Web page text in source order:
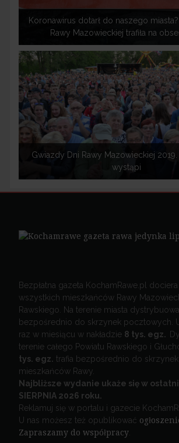
Koronawirus dotarł do naszego
Rawy Mazowieckiej trafiła na
Gwiazdy Dni Rawy Mazowieckiej
wystąpi
Bezpłatna gazeta KochamRawe.pl
wszystkich mieszkańców Rawy
Rawskiego. Na terenie miasta
bezpośrednio do skrzynek pocztowych.
raz w miesiącu w nakładzie 8 tys. egz.
terenie całego Powiatu Rawskiego i
tys. egz. trafia bezpośrednio do
mieszkańców Rawy.
Najbliższe wydanie ukaże się w
SIERPNIA 2026 roku.
Reklamuj się w portalu i gazecie
U nas możesz też opublikować
Zapraszamy do współpracy.